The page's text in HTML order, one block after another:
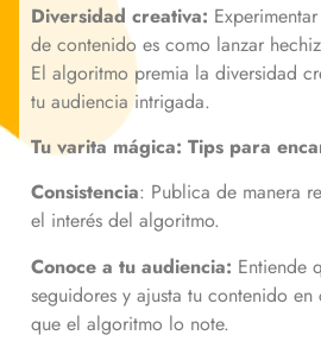
Diversidad creativa:
de contenido es como lanzar
El algoritmo premia la diversidad
tu audiencia intrigada.
Tu varita mágica: Tips para
Consistencia: Publica de manera
el interés del algoritmo.
Conoce a tu audiencia: Entiende
seguidores y ajusta tu contenido en
que el algoritmo lo note.